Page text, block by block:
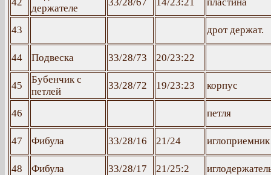
держателе
43 дрот держат.
44 Подвеска 33/28/73 20/23:22
45
Бубенчик с
петлей
33/28/72 19/23:23 корпус
46 петля
47 Фибула 33/28/16 21/24 иглоприемник
48 Фибула 33/28/17 21/25:2